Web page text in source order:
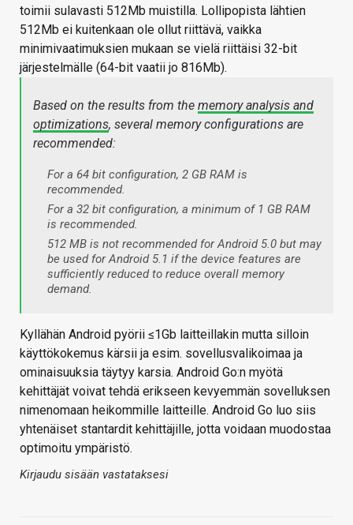
toimii sulavasti 512Mb muistilla. Lollipopista lähtien
512Mb ei kuitenkaan ole ollut riittävä, vaikka
minimivaatimuksien mukaan se vielä riittäisi 32-bit
järjestelmälle (64-bit vaatii jo 816Mb).
Based on the results from the memory analysis and
optimizations, several memory configurations are
recommended:
For a 64 bit configuration, 2 GB RAM is
recommended.
For a 32 bit configuration, a minimum of 1 GB RAM
is recommended.
512 MB is not recommended for Android 5.0 but may
be used for Android 5.1 if the device features are
sufficiently reduced to reduce overall memory
demand.
Kyllähän Android pyörii ≤1Gb laitteillakin mutta silloin
käyttökokemus kärsii ja esim. sovellusvalikoimaa ja
ominaisuuksia täytyy karsia. Android Go:n myötä
kehittäjät voivat tehdä erikseen kevyemmän sovelluksen
nimenomaan heikommille laitteille. Android Go luo siis
yhtenäiset stantardit kehittäjille, jotta voidaan muodostaa
optimoitu ympäristö.
Kirjaudu sisään vastataksesi